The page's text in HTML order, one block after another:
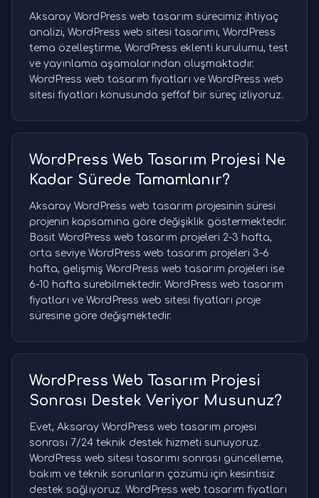
Aksaray WordPress web tasarım sürecimiz ihtiyaç
analizi, WordPress web sitesi tasarımı, WordPress
tema özelleştirme, WordPress eklenti kurulumu, test
ve yayınlama aşamalarından oluşmaktadır.
WordPress web tasarım fiyatları ve WordPress web
sitesi fiyatları konusunda şeffaf bir süreç izliyoruz.
WordPress Web Tasarım Projesi Ne
Kadar Sürede Tamamlanır?
Aksaray WordPress web tasarım projesinin süresi
projenin kapsamına göre değişiklik göstermektedir.
Basit WordPress web tasarım projeleri 2-3 hafta,
orta seviye WordPress web tasarım projeleri 3-6
hafta, gelişmiş WordPress web tasarım projeleri ise
6-10 hafta sürebilmektedir. WordPress web tasarım
fiyatları ve WordPress web sitesi fiyatları proje
süresine göre değişmektedir.
WordPress Web Tasarım Projesi
Sonrası Destek Veriyor Musunuz?
Evet, Aksaray WordPress web tasarım projesi
sonrası 7/24 teknik destek hizmeti sunuyoruz.
WordPress web sitesi tasarımı sonrası güncelleme,
bakım ve teknik sorunların çözümü için kesintisiz
destek sağlıyoruz. WordPress web tasarım fiyatları